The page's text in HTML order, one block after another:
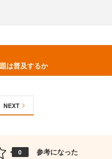
は普及するか
NEXT
0 参考になった